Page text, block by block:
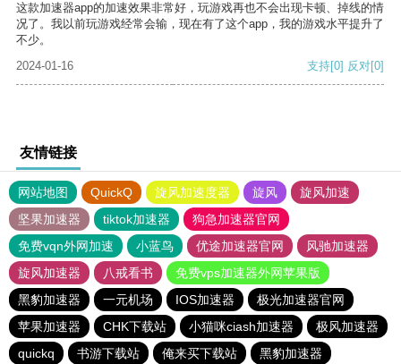
这款加速器app的加速效果非常好，玩游戏再也不会出现卡顿、掉线的情
况了。我以前玩游戏经常会输，现在有了这个app，我的游戏水平提升了
不少。
2024-01-16
支持[0] 反对[0]
友情链接
网站地图 QuickQ 旋风加速度器 旋风
旋风加速
坚果加速器
tiktok加速器
狗急加速器官网
免费vqn外网加速
小蓝鸟 优途加速器官网
风驰加速器
旋风加速器
八戒看书
免费vps加速器外网苹果版
黑豹加速器
一元机场 IOS加速器
极光加速器官网
苹果加速器
CHK下载站 小猫咪ciash加速器
极风加速器
quickq
书游下载站 俺来买下载站
黑豹加速器